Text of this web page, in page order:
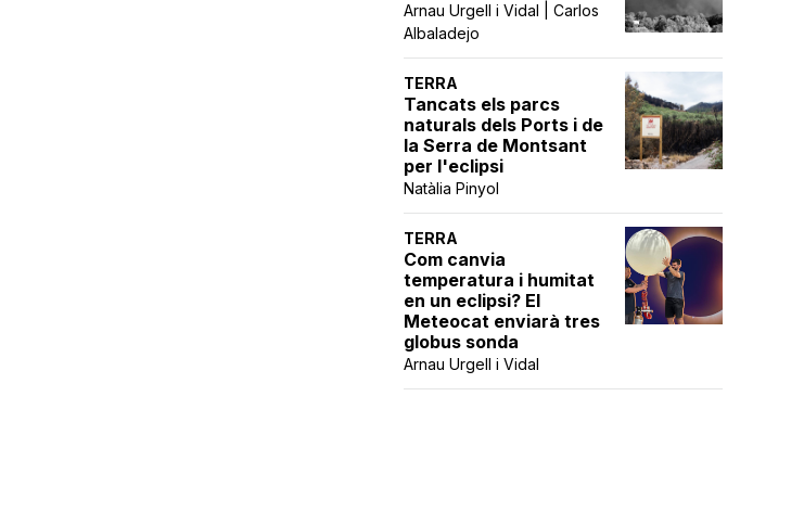
Arnau Urgell i Vidal | Carlos
Albaladejo
TERRA
Tancats els parcs
naturals dels Ports i de
la Serra de Montsant
per l'eclipsi
Natàlia Pinyol
TERRA
Com canvia
temperatura i humitat
en un eclipsi? El
Meteocat enviarà tres
globus sonda
Arnau Urgell i Vidal